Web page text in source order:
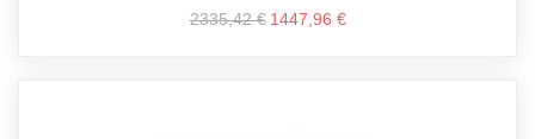
2335,42 € 1447,96 €